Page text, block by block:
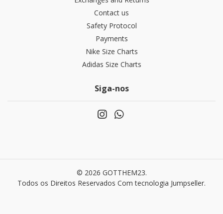
Contact us
Safety Protocol
Payments
Nike Size Charts
Adidas Size Charts
Siga-nos
© 2026 GOTTHEM23.
Todos os Direitos Reservados Com tecnologia Jumpseller.